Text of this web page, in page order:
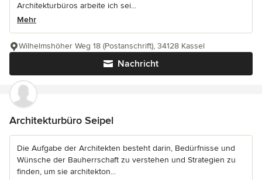
Architekturbüros arbeite ich sei...
Mehr
Nachricht
Wilhelmshöher Weg 18 (Postanschrift), 34128 Kassel
Architekturbüro Seipel
Die Aufgabe der Architekten besteht darin, Bedürfnisse und
Wünsche der Bauherrschaft zu verstehen und Strategien zu
finden, um sie architekton...